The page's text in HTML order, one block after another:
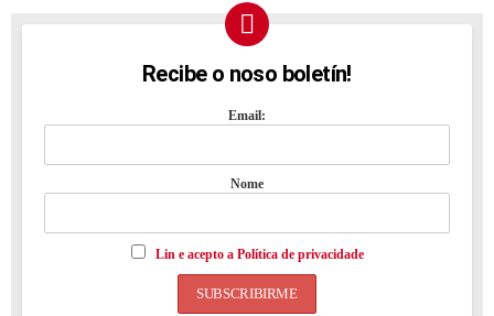
NEWSLETTERRecibe o noso boletín!
Email:
Nome
Lin e acepto a Política de privacidade